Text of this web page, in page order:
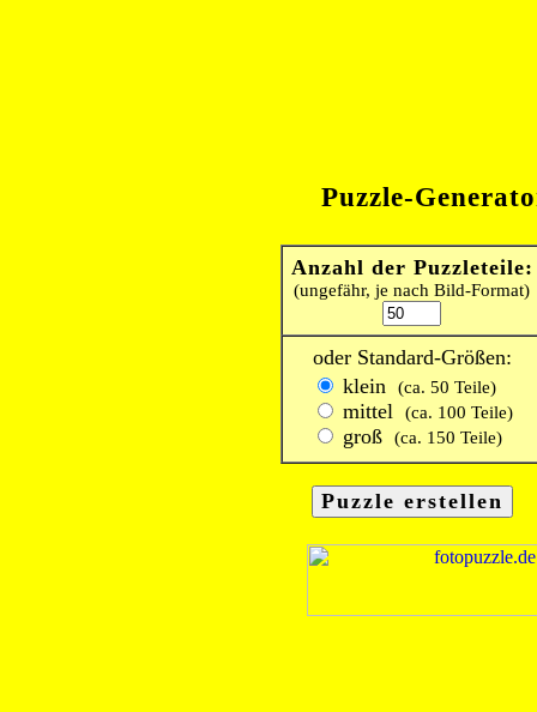
Puzzle-
Anzahl der Puzzleteile:
(ungefähr, je nach Bild-Format)
oder Standard-Größen:
klein
(ca. 50 Teile)
mittel (ca. 100 Teile)
groß (ca. 150 Teile)